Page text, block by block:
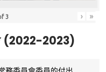
3 › »
(2022-2023)